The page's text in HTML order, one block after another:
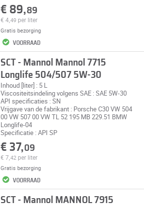
€ 89,89
€ 4, 49 per liter
Gratis bezorging
VOORRAAD
SCT - Mannol Mannol 7715
Longlife 504/507 5W-30
Inhoud [liter] : 5 L
Viscositeitsindeling volgens SAE : SAE 5W-30
API specificaties : SN
Vrijgave van de fabrikant : Porsche C30 VW 504
00 VW 507 00 VW TL 52 195 MB 229.51 BMW
Longlife-04
Specificatie : API SP
€ 37,09
€ 7, 42 per liter
Gratis bezorging
VOORRAAD
SCT - Mannol MANNOL 7915